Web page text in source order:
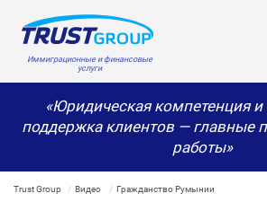
Иммиграционные и финансовые
услуги
«Юридическая компетенция и
поддержка клиентов — главные
работы»
Trust Group Видео Гражданство Румынии